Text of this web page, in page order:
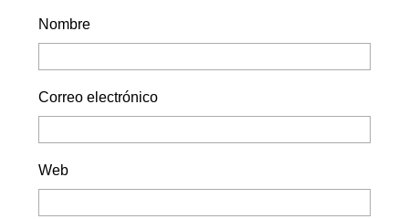
Nombre
Correo electrónico
Web